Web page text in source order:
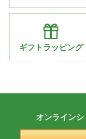
ギフトラッピング
オンライン